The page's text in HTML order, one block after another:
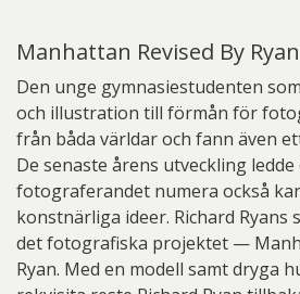
Manhattan Revised By Ryan
Den unge gymnasiestudenten
och illustration till förmån för
från båda världar och fann även
De senaste årens utveckling
fotograferandet numera också
konstnärliga ideer. Richard Ryans
det fotografiska projektet —
Ryan. Med en modell samt dryga